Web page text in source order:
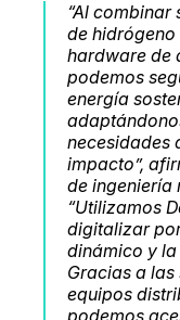
“Al combinar
de
hardware de
podemos
energía
necesidades
impacto”,
de ingeniería
“Utilizamos
digitalizar
dinámico y
Gracias a
equipos
podemos